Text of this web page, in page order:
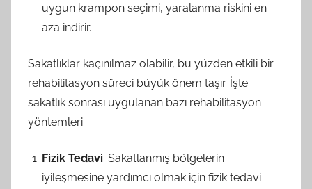
uygun krampon seçimi, yaralanma riskini en
aza indirir.
Sakatlıklar kaçınılmaz olabilir, bu yüzden etkili bir
rehabilitasyon süreci büyük önem taşır. İşte
sakatlık sonrası uygulanan bazı rehabilitasyon
yöntemleri:
Fizik Tedavi: Sakatlanmış bölgelerin
iyileşmesine yardımcı olmak için fizik tedavi